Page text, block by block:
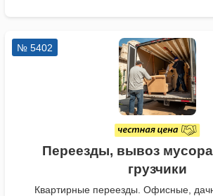
№ 5402
Переезды, вывоз
грузчики
Квартирные переезды. Офисные,